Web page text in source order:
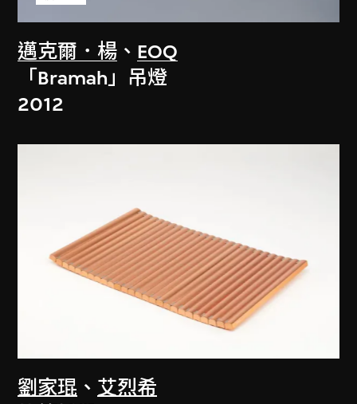
邁克爾．楊 、 EOQ
「Bramah」吊燈
2012
劉家琨 、 艾烈希